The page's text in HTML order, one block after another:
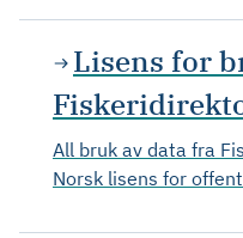
Lisens for
All bruk av data fra
Norsk lisens for